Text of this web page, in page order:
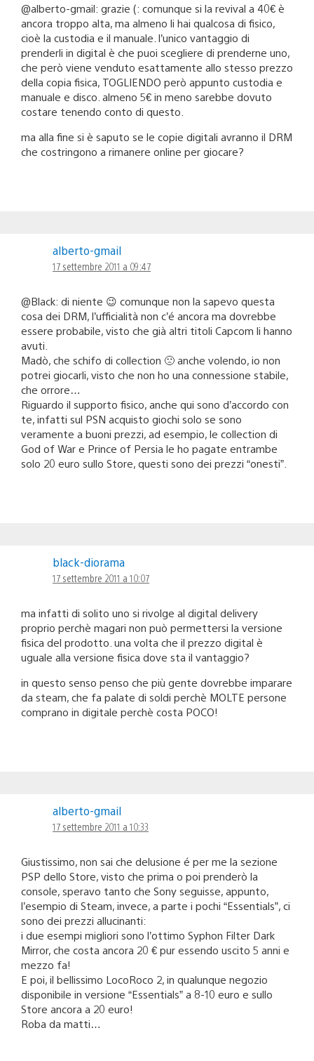
@alberto-gmail: grazie (: comunque si la revival a 40€ è
ancora troppo alta, ma almeno li hai qualcosa di fisico,
cioè la custodia e il manuale. l’unico vantaggio di
prenderli in digital è che puoi scegliere di prenderne uno,
che però viene venduto esattamente allo stesso prezzo
della copia fisica, TOGLIENDO però appunto custodia e
manuale e disco. almeno 5€ in meno sarebbe dovuto
costare tenendo conto di questo.
ma alla fine si è saputo se le copie digitali avranno il DRM
che costringono a rimanere online per giocare?
alberto-gmail
17 settembre 2011 a 09:47
@Black: di niente 😉 comunque non la sapevo questa
cosa dei DRM, l’ufficialità non c’é ancora ma dovrebbe
essere probabile, visto che già altri titoli Capcom li hanno
avuti.
Madò, che schifo di collection 🙁 anche volendo, io non
potrei giocarli, visto che non ho una connessione stabile,
che orrore…
Riguardo il supporto fisico, anche qui sono d’accordo con
te, infatti sul PSN acquisto giochi solo se sono
veramente a buoni prezzi, ad esempio, le collection di
God of War e Prince of Persia le ho pagate entrambe
solo 20 euro sullo Store, questi sono dei prezzi “onesti”.
black-diorama
17 settembre 2011 a 10:07
ma infatti di solito uno si rivolge al digital delivery
proprio perchè magari non può permettersi la versione
fisica del prodotto. una volta che il prezzo digital è
uguale alla versione fisica dove sta il vantaggio?
in questo senso penso che più gente dovrebbe imparare
da steam, che fa palate di soldi perchè MOLTE persone
comprano in digitale perchè costa POCO!
alberto-gmail
17 settembre 2011 a 10:33
Giustissimo, non sai che delusione é per me la sezione
PSP dello Store, visto che prima o poi prenderò la
console, speravo tanto che Sony seguisse, appunto,
l’esempio di Steam, invece, a parte i pochi “Essentials”, ci
sono dei prezzi allucinanti:
i due esempi migliori sono l’ottimo Syphon Filter Dark
Mirror, che costa ancora 20 € pur essendo uscito 5 anni e
mezzo fa!
E poi, il bellissimo LocoRoco 2, in qualunque negozio
disponibile in versione “Essentials” a 8-10 euro e sullo
Store ancora a 20 euro!
Roba da matti…